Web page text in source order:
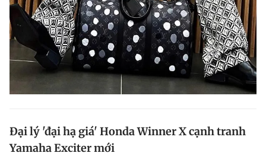
Đọc Thanh Niên trên điện thoại
Theo dõi báo trên
Hotline
0906 645 777
Liên hệ quảng cáo
Đại lý 'đại hạ giá' Honda Winner X cạnh tranh
Yamaha Exciter mới